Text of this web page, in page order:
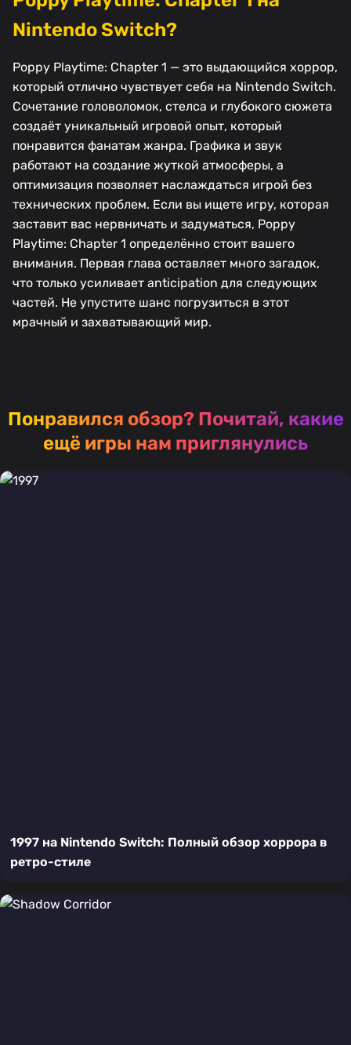
Nintendo Switch?
Poppy Playtime: Chapter 1 — это выдающийся хоррор,
который отлично чувствует себя на Nintendo Switch.
Сочетание головоломок, стелса и глубокого сюжета
создаёт уникальный игровой опыт, который
понравится фанатам жанра. Графика и звук
работают на создание жуткой атмосферы, а
оптимизация позволяет наслаждаться игрой без
технических проблем. Если вы ищете игру, которая
заставит вас нервничать и задуматься, Poppy
Playtime: Chapter 1 определённо стоит вашего
внимания. Первая глава оставляет много загадок,
что только усиливает anticipation для следующих
частей. Не упустите шанс погрузиться в этот
мрачный и захватывающий мир.
Понравился обзор? Почитай, какие
ещё игры нам приглянулись
1997 на Nintendo Switch: Полный обзор хоррора в
ретро-стиле